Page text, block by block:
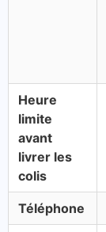
Heure
limite
avant
livrer les
colis
Téléphone